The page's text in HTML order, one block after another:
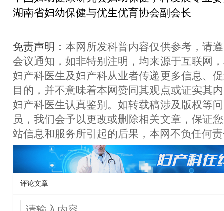
湖南省妇幼保健与优生优育协会副会长
免责声明：本网所发科普内容仅供参考，请
会议通知，如非特别注明，均来源于互联网
妇产科医生及妇产科从业者传递更多信息、
目的，并不意味着本网赞同其观点或证实其
妇产科医生认真鉴别。如转载稿涉及版权等
员，我们会予以更改或删除相关文章，保证
站信息和服务所引起的后果，本网不负任何
评论文章